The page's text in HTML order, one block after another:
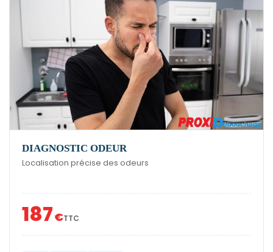
DIAGNOSTIC ODEUR
Localisation précise des odeurs
187€TTC